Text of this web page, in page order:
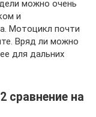
можно очень
и
Мотоцикл почти
Вряд ли можно
для дальних
сравнение на